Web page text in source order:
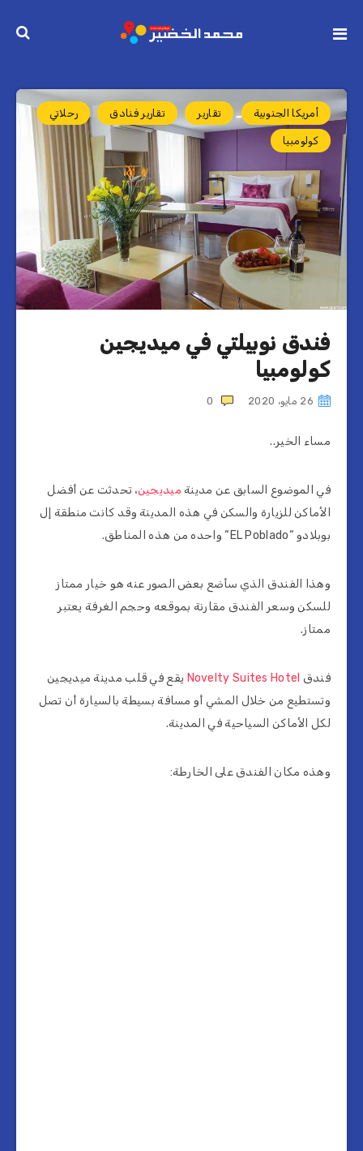
أمريكا الجنوبية تقارير تقارير فنادق رحلاتي
كولومبيا
فندق نوبيلتي في ميديجين
كولومبيا
26 مايو، 2020 0
مساء الخير..
في الموضوع السابق عن مدينة ميديجين، تحدثت عن أفضل
الأماكن للزيارة والسكن في هذه المدينة وقد كانت منطقة إل
بوبلادو “EL Poblado“ واحده من هذه المناطق.
وهذا الفندق الذي سأضع بعض الصور عنه هو خيار ممتاز
للسكن وسعر الفندق مقارنة بموقعه وحجم الغرفة يعتبر
ممتاز.
فندق Novelty Suites Hotel يقع في قلب مدينة ميديجين
وتستطيع من خلال المشي أو مسافة بسيطة بالسيارة أن تصل
لكل الأماكن السياحية في المدينة.
وهذه مكان الفندق على الخارطة: